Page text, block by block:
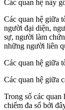
Các quan hệ này
Các quan hệ giữa
người đại diện,
sự, người làm
những người liên
Các quan hệ giữa
Các quan hệ giữa
Trong số các quan
chiếm đa số bởi